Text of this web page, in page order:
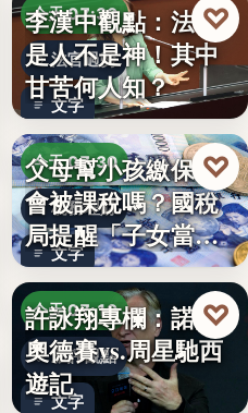
今天 07:30
法官過勞
文字
李漢中觀點：法官
是人不是神！其中
甘苦何人知？
♡
今天 07:30
稅務理財
文字
父母幫小孩繳保費
會被課稅嗎？國稅
局提醒「子女當要
保人」恐…
♡
今天 07:10
影評觀點
文字
許詠翔專欄：諾蘭
奧德賽vs.周星馳西
遊記
♡